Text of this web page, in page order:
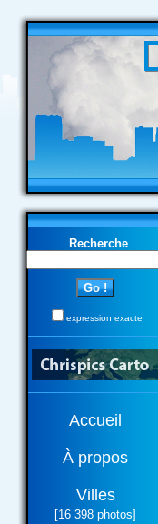
Recherche
expression exacte
Accueil
À propos
Villes
[16 398 photos]